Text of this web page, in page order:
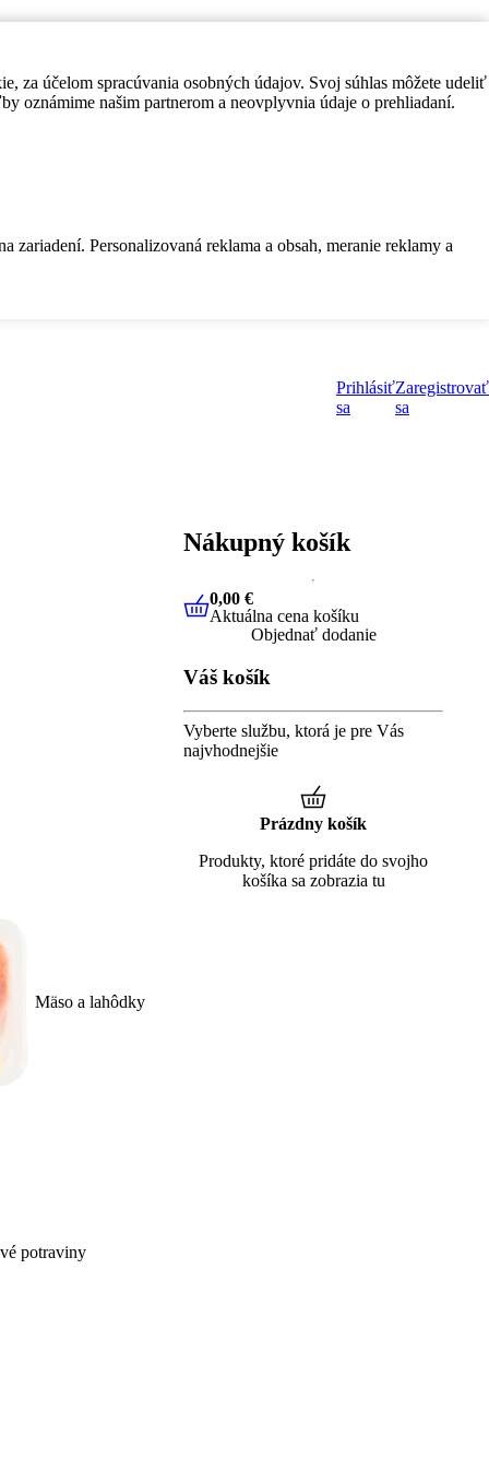
za účelom spracúvania osobných údajov. Svoj súhlas môžete udeliť
oznámime našim partnerom a neovplyvnia údaje o prehliadaní.
Personalizovaná reklama a obsah, meranie reklamy a
Prihlásiť
sa
Zaregistrovať
sa
Mäso a lahôdky
potraviny
Nákupný košík
0,00 €Aktuálna cena košíku
0,00 €
Aktuálna cena košíku
Objednať dodanie
Váš košík
Vyberte službu, ktorá je pre Vás
najvhodnejšie
Prázdny košík
Produkty, ktoré pridáte do svojho
košíka sa zobrazia tu